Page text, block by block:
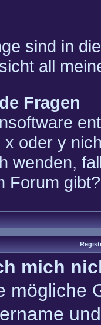
sind in
all
Fragen
oder y
wenden,
Forum gibt?
mich
mögliche